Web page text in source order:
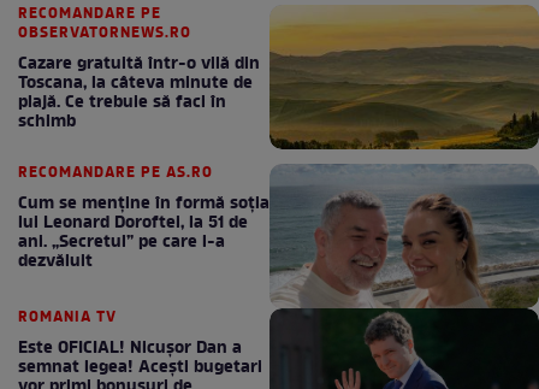
RECOMANDARE PE
OBSERVATORNEWS.RO
Cazare gratuită într-o vilă din
Toscana, la câteva minute de
plajă. Ce trebuie să faci în
schimb
RECOMANDARE PE AS.RO
Cum se menţine în formă soţia
lui Leonard Doroftei, la 51 de
ani. „Secretul” pe care l-a
dezvăluit
ROMANIA TV
Este OFICIAL! Nicușor Dan a
semnat legea! Acești bugetari